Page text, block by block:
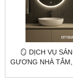
🪞 DỊCH VỤ
GƯƠNG NHÀ